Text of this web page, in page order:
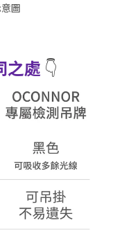
圖
之處 👇